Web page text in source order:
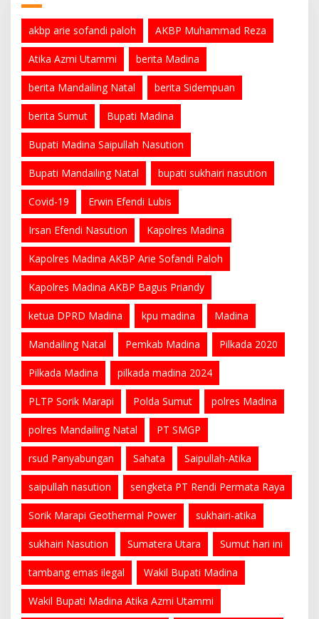
akbp arie sofandi paloh AKBP Muhammad Reza
Atika Azmi Utammi berita Madina
berita Mandailing Natal berita Sidempuan
berita Sumut Bupati Madina
Bupati Madina Saipullah Nasution
Bupati Mandailing Natal bupati sukhairi nasution
Covid-19 Erwin Efendi Lubis
Irsan Efendi Nasution Kapolres Madina
Kapolres Madina AKBP Arie Sofandi Paloh
Kapolres Madina AKBP Bagus Priandy
ketua DPRD Madina kpu madina Madina
Mandailing Natal Pemkab Madina Pilkada 2020
Pilkada Madina pilkada madina 2024
PLTP Sorik Marapi Polda Sumut polres Madina
polres Mandailing Natal PT SMGP
rsud Panyabungan Sahata Saipullah-Atika
saipullah nasution sengketa PT Rendi Permata Raya
Sorik Marapi Geothermal Power sukhairi-atika
sukhairi Nasution Sumatera Utara Sumut hari ini
tambang emas ilegal Wakil Bupati Madina
Wakil Bupati Madina Atika Azmi Utammi